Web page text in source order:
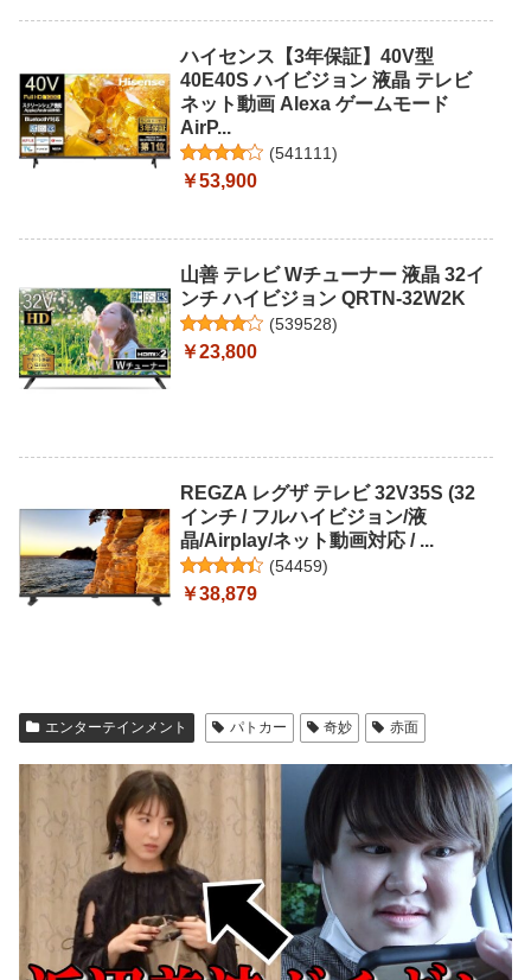
ハイセンス【3年保証】40V型
40E40S ハイビジョン 液晶 テレビ
ネット動画 Alexa ゲームモード
AirP...
(541111)
￥53,900
山善 テレビ Wチューナー 液晶 32イ
ンチ ハイビジョン QRTN-32W2K
(539528)
￥23,800
REGZA レグザ テレビ 32V35S (32
インチ / フルハイビジョン/液
晶/Airplay/ネット動画対応 / ...
(54459)
￥38,879
エンターテインメント パトカー 奇妙 赤面